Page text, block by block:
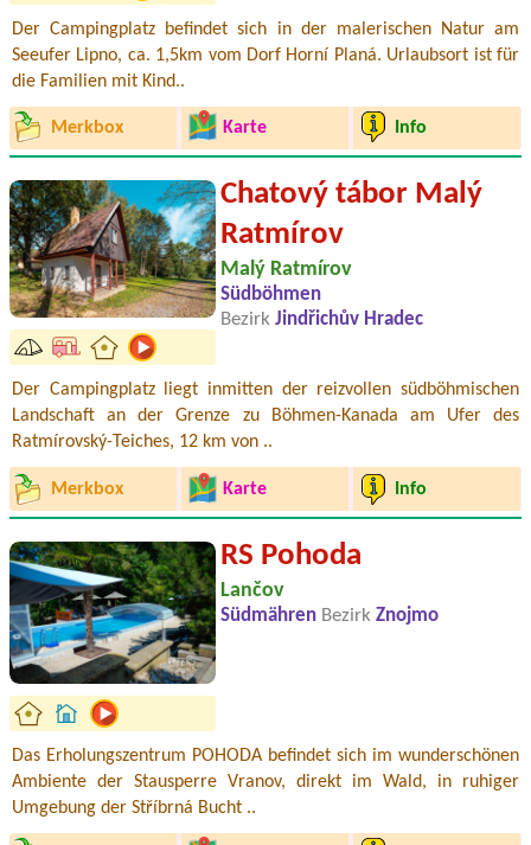
Der Campingplatz befindet sich in der malerischen Natur am
Seeufer Lipno, ca. 1,5km vom Dorf Horní Planá. Urlaubsort ist für
die Familien mit Kind..
Merkbox Karte Info
Chatový tábor Malý
Ratmírov
Malý Ratmírov
Südböhmen
Bezirk Jindřichův Hradec
Der Campingplatz liegt inmitten der reizvollen südböhmischen
Landschaft an der Grenze zu Böhmen-Kanada am Ufer des
Ratmírovský-Teiches, 12 km von ..
Merkbox Karte Info
RS Pohoda
Lančov
Südmähren Bezirk Znojmo
Das Erholungszentrum POHODA befindet sich im wunderschönen
Ambiente der Stausperre Vranov, direkt im Wald, in ruhiger
Umgebung der Stříbrná Bucht ..